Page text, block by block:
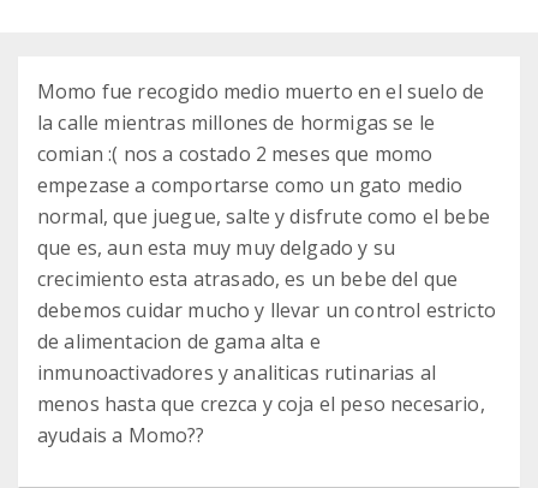
Momo fue recogido medio muerto en el suelo de
la calle mientras millones de hormigas se le
comian :( nos a costado 2 meses que momo
empezase a comportarse como un gato medio
normal, que juegue, salte y disfrute como el bebe
que es, aun esta muy muy delgado y su
crecimiento esta atrasado, es un bebe del que
debemos cuidar mucho y llevar un control estricto
de alimentacion de gama alta e
inmunoactivadores y analiticas rutinarias al
menos hasta que crezca y coja el peso necesario,
ayudais a Momo??